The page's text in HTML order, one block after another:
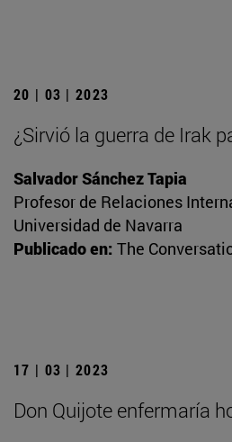
20 | 03 | 2023
¿Sirvió la guerra de Irak
Salvador Sánchez Tapia
Profesor de Relaciones
Universidad de Navarra
Publicado en: The
17 | 03 | 2023
Don Quijote enfermaría